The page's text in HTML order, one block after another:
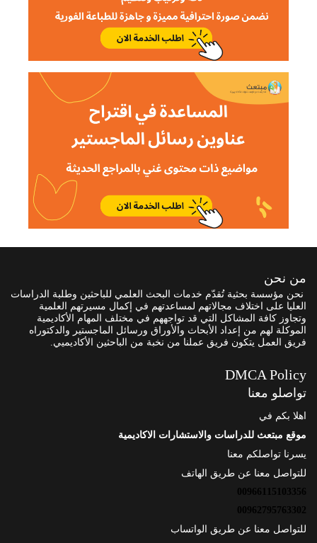
من نحن
نحن مؤسسة بحثية تُقدّم خدمات البحث العلمي للباحثين وطلبة الدراسات
العليا على اختلاف مجالاتهم لمساعدتهم في إكمال مسيرتهم العلمية
وتجاوز كافة المشاكل التي قد تواجههم في مختلف المهام الأكاديمية
الموكلة لهم من إعداد الأبحاث والأوراق ورسائل الماجستير والدكتوراه
فريق العمل يتكون فريق عملنا من نخبة من الباحثين الأكاديميي.
DMCA Policy
تواصلو معنا
اهلا بكم في
موقع مبتعث للدراسات والاستشارات الاكاديمية
يسرنا تواصلكم معنا
للتواصل معنا عن طريق الهاتف
00966115103356
00962795763302
للتواصل معنا عن طريق الواتساب